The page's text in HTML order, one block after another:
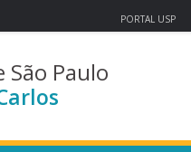
PORTAL USP
São Paulo